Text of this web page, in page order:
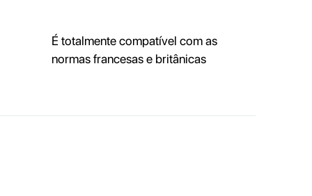
É totalmente compatível com as
normas francesas e britânicas